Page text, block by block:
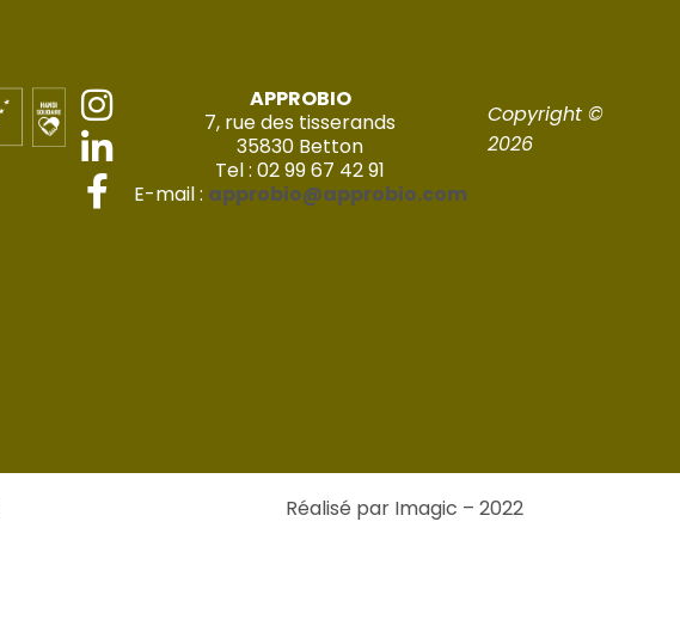
APPROBIO
7, rue des tisserands
35830 Betton
Tel : 02 99 67 42 91
E-mail : approbio@approbio.com
Copyright ©
2026
Réalisé par Imagic – 2022